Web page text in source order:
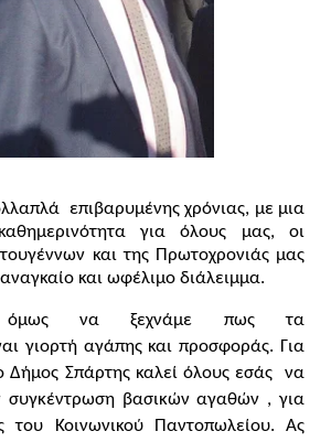
επιβαρυμένης χρόνιας, με μια
για όλους μας, οι
και της Πρωτοχρονιάς μας
και ωφέλιμο διάλειμμα.
όμως να ξεχνάμε πως τα
γιορτή αγάπης και προσφοράς. Για
Δήμος Σπάρτης καλεί όλους εσάς  να
συγκέντρωση βασικών αγαθών , για
του Κοινωνικού Παντοπωλείου. Ας